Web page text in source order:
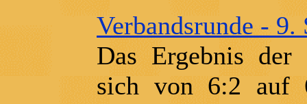
Verbandsrunde - 9.
Das Ergebnis
sich von 6:2 auf